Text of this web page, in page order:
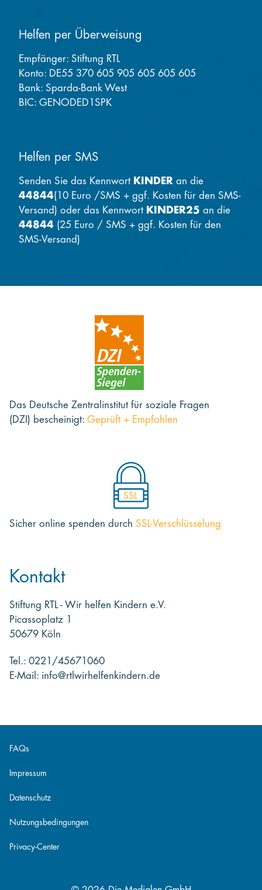
Helfen per Überweisung
Empfänger: Stiftung RTL
Konto: DE55 370 605 905 605 605 605
Bank: Sparda-Bank West
BIC: GENODED1SPK
Helfen per SMS
Senden Sie das Kennwort KINDER an die
44844(10 Euro /SMS + ggf. Kosten für den SMS-
Versand) oder das Kennwort KINDER25 an die
44844 (25 Euro / SMS + ggf. Kosten für den
SMS-Versand)
Das Deutsche Zentralinstitut für soziale Fragen
(DZI) bescheinigt: Geprüft + Empfohlen
SSL
Sicher online spenden durch SSL-Verschlüsselung
Kontakt
Stiftung RTL - Wir helfen Kindern e.V.
Picassoplatz 1
50679 Köln
Tel.: 0221/45671060
E-Mail: info@rtlwirhelfenkindern.de
FAQs
Impressum
Datenschutz
Nutzungsbedingungen
Privacy-Center